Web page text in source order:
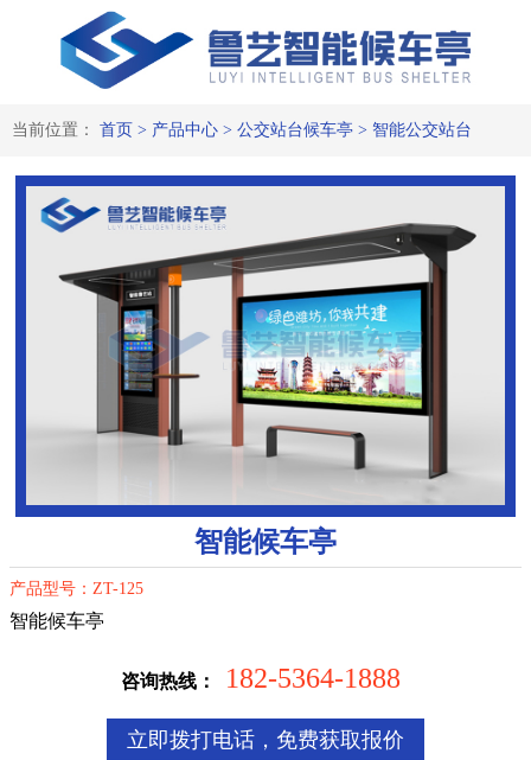
当前位置： 首页 > 产品中心> 公交站台候车亭> 智能公交站台
智能候车亭
产品型号：ZT-125
智能候车亭
咨询热线： 182-5364-1888
立即拨打电话，免费获取报价